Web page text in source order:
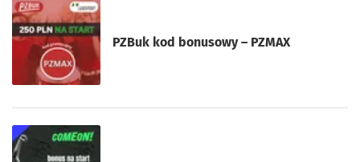
PZBuk kod bonusowy – PZMAX